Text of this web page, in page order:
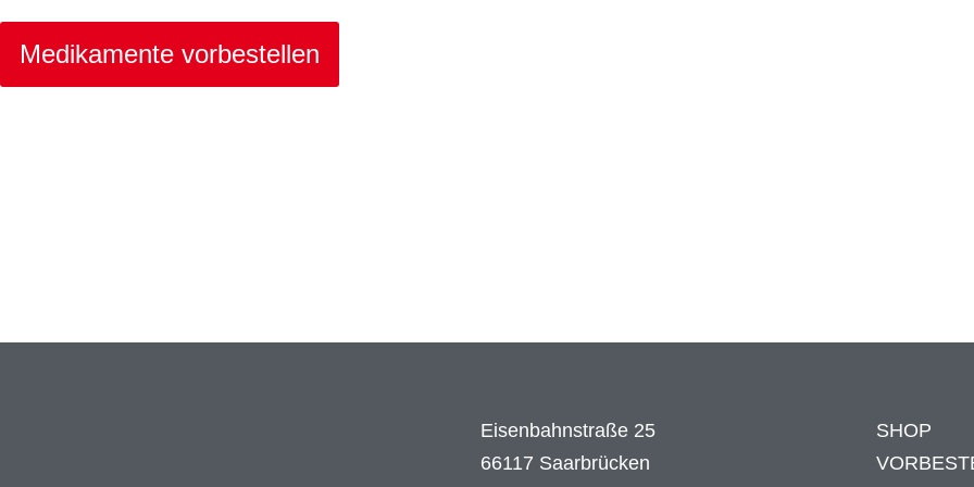
Medikamente vorbestellen
Eisenbahnstraße 25
66117 Saarbrücken
SHOP